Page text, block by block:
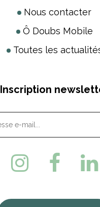
Nous contacter
Ô Doubs Mobile
Toutes les
Inscription